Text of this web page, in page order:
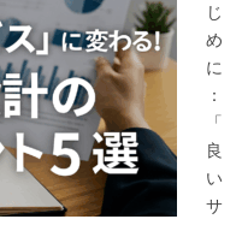
じ
め
に
：
「
良
い
サ